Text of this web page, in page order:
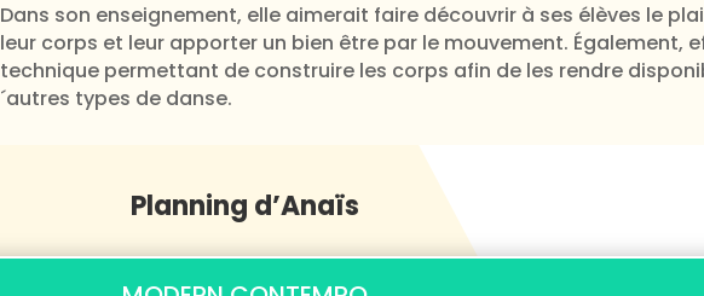
Dans son enseignement, elle aimerait faire découvrir à ses élèves le
leur corps et leur apporter un bien être par le mouvement. Également,
technique permettant de construire les corps afin de les rendre
´autres types de danse.
Planning d’Anaïs